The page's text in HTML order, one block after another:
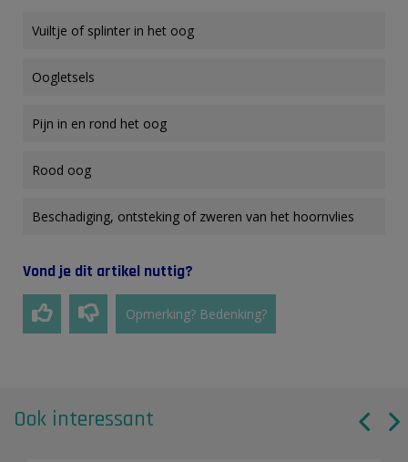
Vuiltje of splinter in het oog
Oogletsels
Pijn in en rond het oog
Rood oog
Beschadiging, ontsteking of zweren van het hoornvlies
Vond je dit artikel nuttig?
Opmerking? Bedenking?
Ook interessant